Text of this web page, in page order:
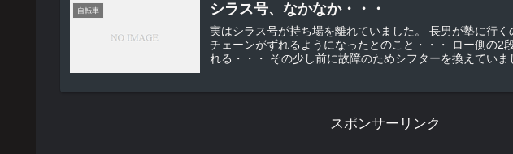
自転車 シラス号、なかなか・・・
実はシラス号が持ち場を離れていました。 長男が塾に行くのに使うようになっていましたが、
チェーンがずれるようになったとのこと・・・ ロー側の2段目というのでしょうか、そこだけ外
れる・・・ その少し前に故障のためシフターを換えてい
スポンサーリンク